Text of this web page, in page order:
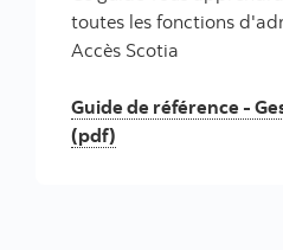
toutes les fonctions
Accès Scotia
Guide de référence -
(pdf)